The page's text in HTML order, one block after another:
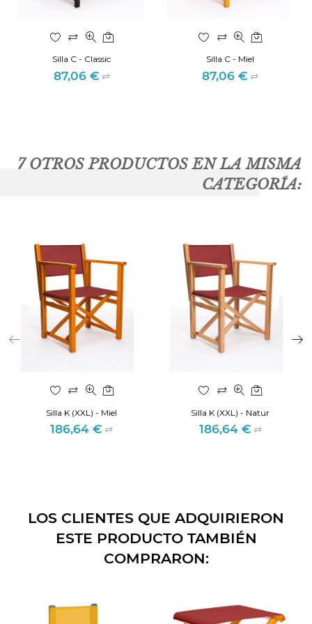
Silla C - Classic
Precio
87,06 €
Silla C - Miel
Precio
87,06 €
7 OTROS PRODUCTOS EN LA MISMA
CATEGORÍA:
Silla K (XXL) - Miel
Precio
186,64 €
Silla K (XXL) - Natur
Precio
186,64 €
LOS CLIENTES QUE ADQUIRIERON
ESTE PRODUCTO TAMBIÉN
COMPRARON: